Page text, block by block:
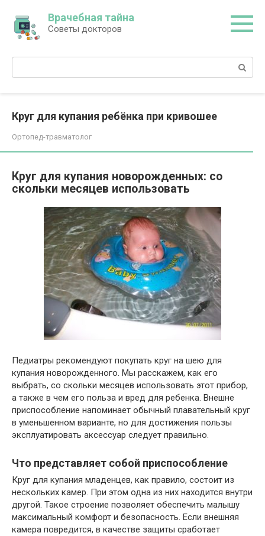
контенту
Врачебная тайна
Советы докторов
Поиск:
Круг для купания ребёнка при кривошее
Ортопед-травматолог
Круг для купания новорожденных: со
скольки месяцев использовать
Педиатры рекомендуют покупать круг на шею для
купания новорожденного. Мы расскажем, как его
выбрать, со скольки месяцев использовать этот прибор,
а также в чем его польза и вред для ребенка. Внешне
приспособление напоминает обычный плавательный круг
в уменьшенном варианте, но для достижения пользы
эксплуатировать аксессуар следует правильно.
Что представляет собой приспособление
Круг для купания младенцев, как правило, состоит из
нескольких камер. При этом одна из них находится внутри
другой. Такое строение позволяет обеспечить малышу
максимальный комфорт и безопасность. Если внешняя
камера повредится, в качестве защиты сработает